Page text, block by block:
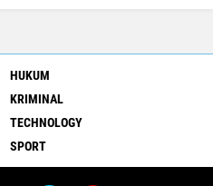
HUKUM
KRIMINAL
TECHNOLOGY
SPORT